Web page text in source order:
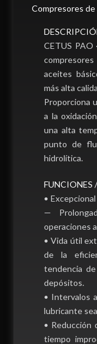
Compresores de
CETUS
aceites
más alta
Proporciona
a la
una alta
punto de
hidrolítica.
FUNCIONES
•
—
operaciones
• Vida útil
de la
tendencia
depósitos.
• Intervalos
lubricante
• Reducción
tiempo